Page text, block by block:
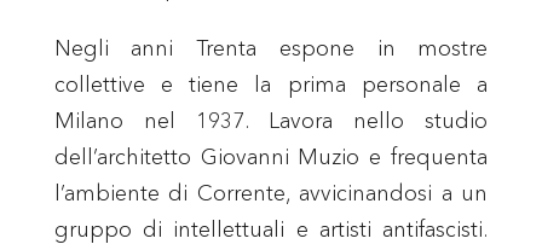
Negli anni Trenta espone in mostre
collettive e tiene la prima personale a
Milano nel 1937. Lavora nello studio
dell’architetto Giovanni Muzio e frequenta
l’ambiente di Corrente, avvicinandosi a un
gruppo di intellettuali e artisti antifascisti.